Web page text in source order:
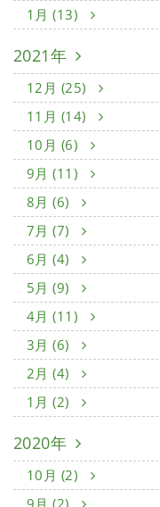
1月 (13)
2021年
12月 (25)
11月 (14)
10月 (6)
9月 (11)
8月 (6)
7月 (7)
6月 (4)
5月 (9)
4月 (11)
3月 (6)
2月 (4)
1月 (2)
2020年
10月 (2)
9月 (2)